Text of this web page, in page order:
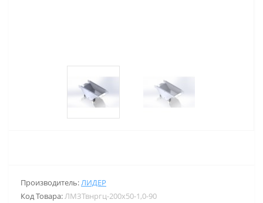
Производитель:ЛИДЕР
Код Товара:ЛМЗТвнргц-200х50-1,0-90